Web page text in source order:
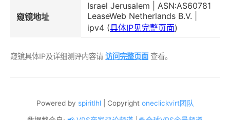
窥镜地址
Israel Jerusalem | ASN:AS60781
LeaseWeb Netherlands B.V. |
ipv4 (具体IP见完整页面)
窥镜具体IP及详细测评内容请 访问完整页面查看。
Powered by spiritlhl| Copyright oneclickvirt团队